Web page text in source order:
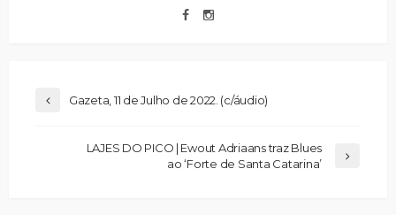
Gazeta, 11 de Julho de 2022. (c/áudio)
LAJES DO PICO | Ewout Adriaans traz Blues
ao ‘Forte de Santa Catarina’